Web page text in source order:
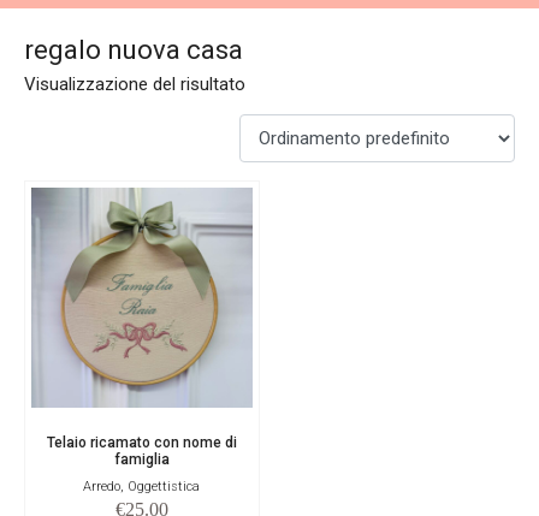
regalo nuova casa
Visualizzazione del risultato
Telaio ricamato con nome di
famiglia
Arredo, Oggettistica
€25.00